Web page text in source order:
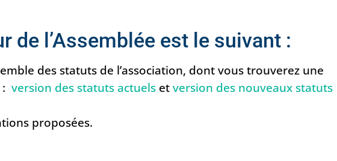
de l’Assemblée est le suivant :
des statuts de l’association, dont vous trouverez une
:version des statuts actuels etversion des nouveaux statuts
proposées.